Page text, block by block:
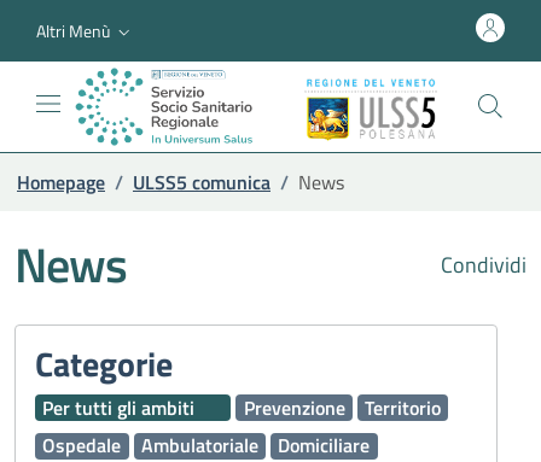
Altri Menù
Homepage / ULSS5 comunica / News
Condividi
News
Categorie
Per tutti gli ambiti Prevenzione
Territorio
Ospedale
Ambulatoriale Domiciliare